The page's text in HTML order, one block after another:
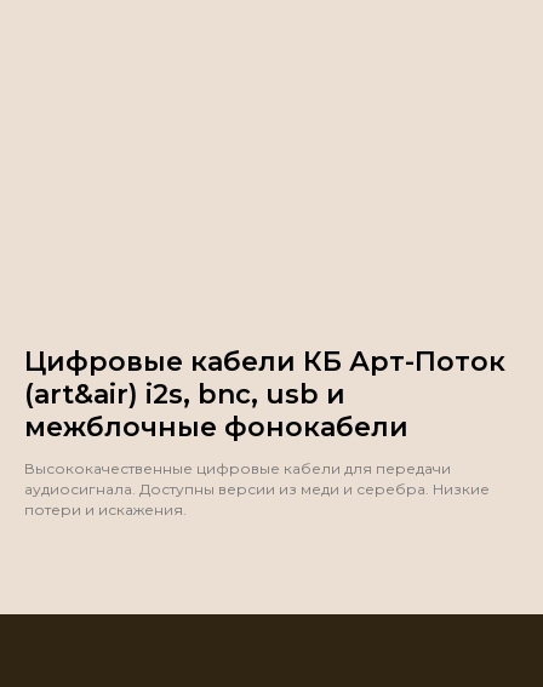
Цифровые кабели КБ Арт-Поток
(art&air) i2s, bnc, usb и
межблочные фонокабели
Высококачественные цифровые кабели для передачи
аудиосигнала. Доступны версии из меди и серебра. Низкие
потери и искажения.